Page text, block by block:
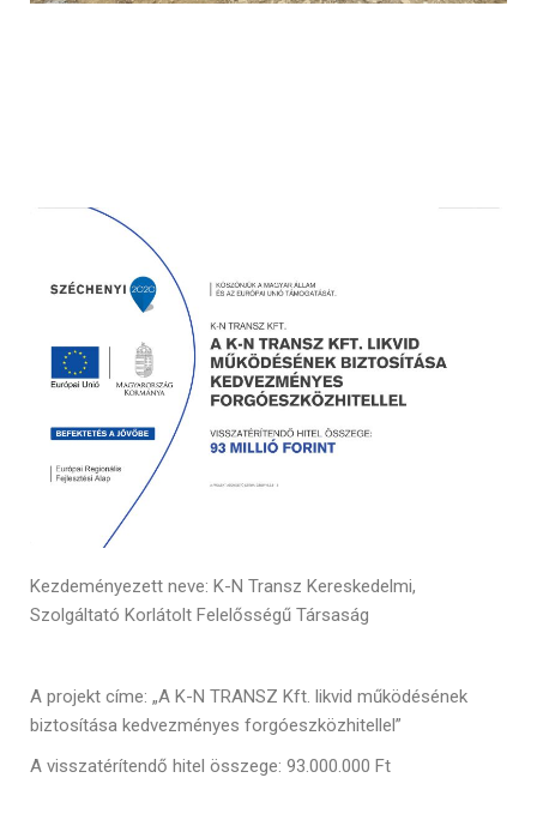
Kezdeményezett neve: K-N Transz Kereskedelmi,
Szolgáltató Korlátolt Felelősségű Társaság
A projekt címe: „A K-N TRANSZ Kft. likvid működésének
biztosítása kedvezményes forgóeszközhitellel”
A visszatérítendő hitel összege: 93.000.000 Ft